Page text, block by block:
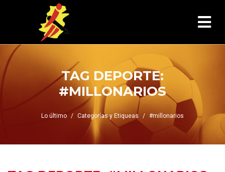
TAG DEPORTE:
#MILLONARIOS
Lo último Categorías y Etiqueas #millonarios